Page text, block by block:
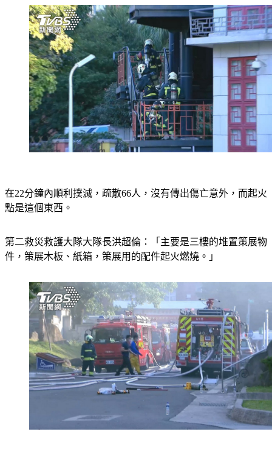
在22分鐘內順利撲滅，疏散66人，沒有傳出傷亡意外，而起火
點是這個東西。
第二救災救護大隊大隊長洪超倫：「主要是三樓的堆置策展物
件，策展木板、紙箱，策展用的配件起火燃燒。」